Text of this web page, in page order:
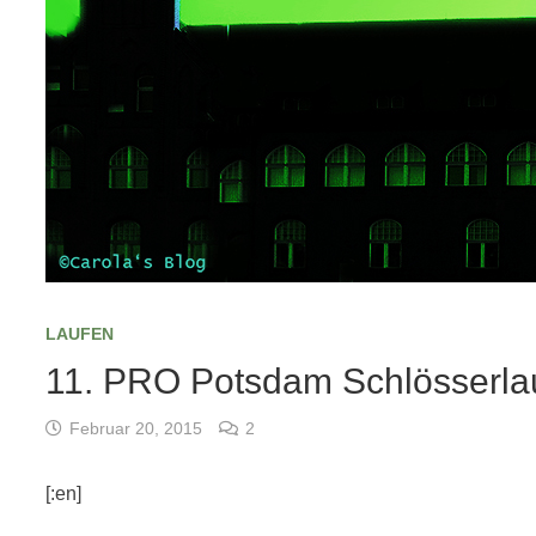
LAUFEN
11. PRO Potsdam
Februar 20, 2015 2
[:en]